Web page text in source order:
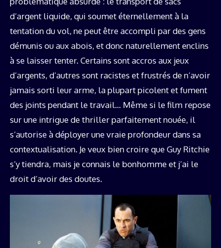
d’argent liquide, qui soumet éternellement à la
tentation du vol, ne peut être accompli par des gens
démunis ou aux abois, et donc naturellement enclins
à se laisser tenter. Certains sont accros aux jeux
d’argents, d’autres sont racistes et frustrés de n’avoir
jamais sorti leur arme, la plupart picolent et fument
des joints pendant le travail… Même si le film repose
sur une intrigue de thriller parfaitement nouée, il
s’autorise à déployer une vraie profondeur dans sa
contextualisation. Je veux bien croire que Guy Ritchie
s’y tiendra, mais je connais le bonhomme et j’ai le
droit d’avoir des doutes.